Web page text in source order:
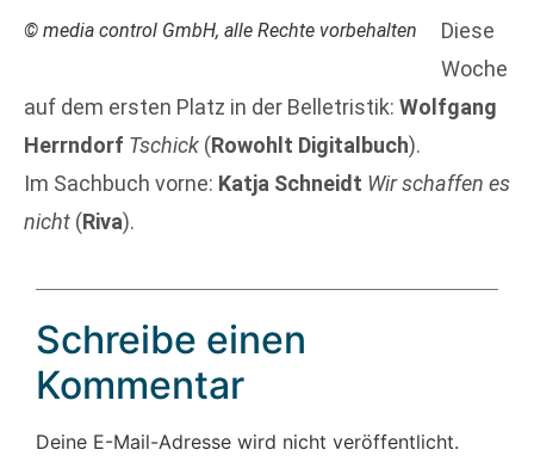
© media control GmbH, alle Rechte vorbehalten
Diese
Woche
auf dem ersten Platz in der Belletristik: Wolfgang
Herrndorf Tschick (Rowohlt Digitalbuch).
Im Sachbuch vorne: Katja Schneidt Wir schaffen es
nicht (Riva).
Schreibe einen
Kommentar
Deine E-Mail-Adresse wird nicht veröffentlicht.